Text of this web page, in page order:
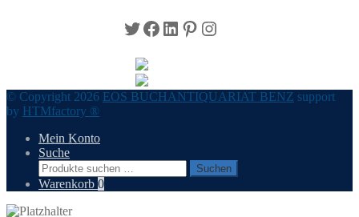
Twitter
Facebook
LinkedIn
Pinterest
Instagram
© Copyright 2026 EOS BUCHANTIQUARIAT BENZ support
by HTMfactory ®
Mein Konto
Suche
Suchen
nach:
Suchen
Warenkorb 0